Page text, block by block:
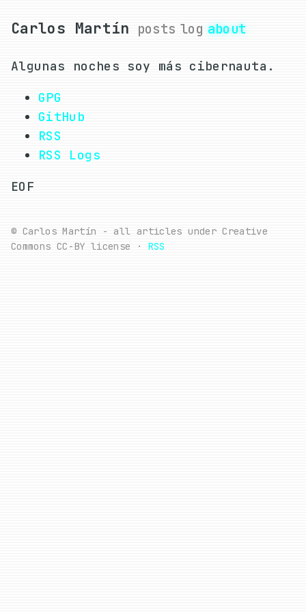
Carlos Martín posts log about
Algunas noches soy más cibernauta.
GPG
GitHub
RSS
RSS Logs
EOF
© Carlos Martín - all articles under Creative
Commons CC-BY license · RSS